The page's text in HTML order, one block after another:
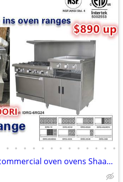
• • • • • • • • • • • • •
American range ranges commercial oven ovens Shaan Tandoor Clay Oven